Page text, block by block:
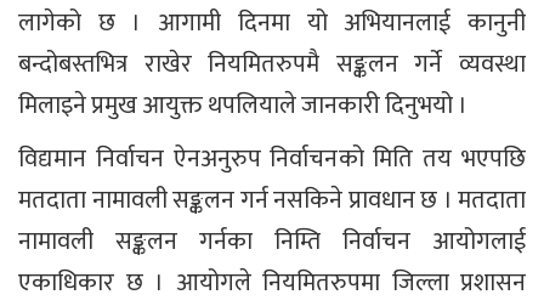
लागेको छ । आगामी दिनमा यो अभियानलाई कानुनी
बन्दोबस्तभित्र राखेर नियमितरुपमै सङ्कलन गर्ने व्यवस्था
मिलाइने प्रमुख आयुक्त थपलियाले जानकारी दिनुभयो ।
विद्यमान निर्वाचन ऐनअनुरुप निर्वाचनको मिति तय भएपछि
मतदाता नामावली सङ्कलन गर्न नसकिने प्रावधान छ । मतदाता
नामावली सङ्कलन गर्नका निम्ति निर्वाचन आयोगलाई
एकाधिकार छ । आयोगले नियमितरुपमा जिल्ला प्रशासन